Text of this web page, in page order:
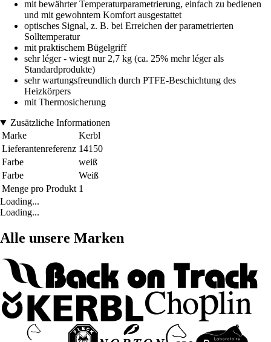
mit bewährter Temperaturparametrierung, einfach zu bedienen
und mit gewohntem Komfort ausgestattet
optisches Signal, z. B. bei Erreichen der parametrierten
Solltemperatur
mit praktischem Bügelgriff
sehr léger - wiegt nur 2,7 kg (ca. 25% mehr léger als
Standardprodukte)
sehr wartungsfreundlich durch PTFE-Beschichtung des
Heizkörpers
mit Thermosicherung
Zusätzliche Informationen
Marke
Kerbl
Lieferantenreferenz 14150
Farbe
weiß
Farbe
Weiß
Menge pro Produkt 1
Loading...
Loading...
Alle unsere Marken